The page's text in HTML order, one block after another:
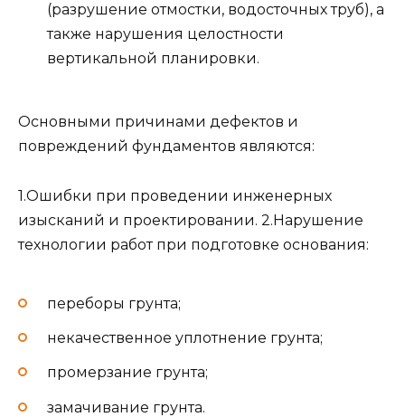
(разрушение отмостки, водосточных труб), а
также нарушения целостности
вертикальной планировки.
Основными причинами дефектов и
повреждений фундаментов являются:
1.Ошибки при проведении инженерных
изысканий и проектировании. 2.Нарушение
технологии работ при подготовке основания:
переборы грунта;
некачественное уплотнение грунта;
промерзание грунта;
замачивание грунта.